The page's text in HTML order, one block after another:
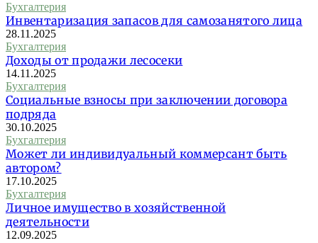
Бухгалтерия
Инвентаризация запасов для самозанятого лица
28.11.2025
Бухгалтерия
Доходы от продажи лесосеки
14.11.2025
Бухгалтерия
Социальные взносы при заключении договора
подряда
30.10.2025
Бухгалтерия
Может ли индивидуальный коммерсант быть
автором?
17.10.2025
Бухгалтерия
Личное имущество в хозяйственной
деятельности
12.09.2025